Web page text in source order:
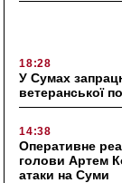
18:28
У Сумах
ветеранської
14:38
Оперативне
голови Артем
атаки на Суми